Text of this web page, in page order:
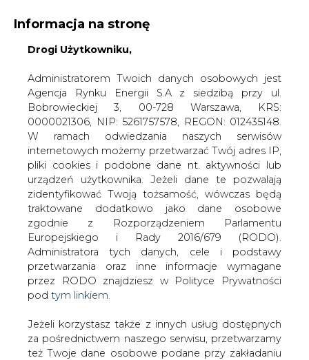
KONTAKT:
WYDAWCA PORTALU:
WYSOKI KONTRAST WIELKOŚĆ TEKSTU A A
ZALOGUJ SIĘ
WŁĄCZ CIRE.TV
Informacja na stronę
Drogi Użytkowniku,
Administratorem Twoich danych osobowych jest
Agencja Rynku Energii S.A z siedzibą przy ul.
Bobrowieckiej 3, 00-728 Warszawa, KRS:
0000021306, NIP: 5261757578, REGON: 012435148.
W ramach odwiedzania naszych serwisów
internetowych możemy przetwarzać Twój adres IP,
pliki cookies i podobne dane nt. aktywności lub
urządzeń użytkownika. Jeżeli dane te pozwalają
zidentyfikować Twoją tożsamość, wówczas będą
traktowane dodatkowo jako dane osobowe
zgodnie z Rozporządzeniem Parlamentu
Europejskiego i Rady 2016/679 (RODO).
Administratora tych danych, cele i podstawy
przetwarzania oraz inne informacje wymagane
przez RODO znajdziesz w Polityce Prywatności
pod tym linkiem.
Jeżeli korzystasz także z innych usług dostępnych
za pośrednictwem naszego serwisu, przetwarzamy
też Twoje dane osobowe podane przy zakładaniu